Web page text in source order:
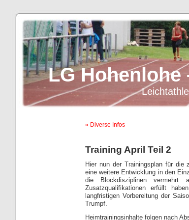
LG Hohenlohe
« Diverse Infos
Training April Teil 2
Hier nun der Trainingsplan für die
eine weitere Entwicklung in den
die Blockdisziplinen
Zusatzqualifikationen erfüllt
langfristigen Vorbereitung der
Trumpf.
Heimtrainingsinhalte folgen nach